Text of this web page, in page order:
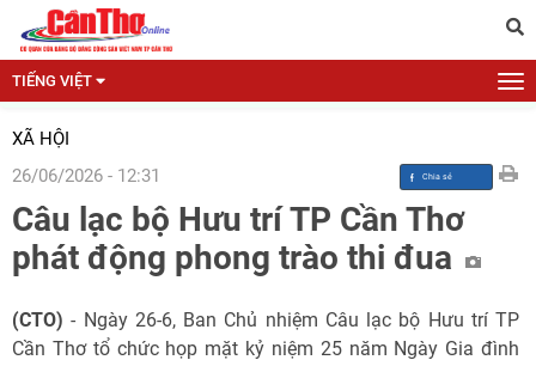
TIẾNG VIỆT
XÃ HỘI
26/06/2026 - 12:31
Câu lạc bộ Hưu trí TP Cần Thơ
phát động phong trào thi đua
(CTO)- Ngày 26-6, Ban Chủ nhiệm Câu lạc bộ Hưu trí TP
Cần Thơ tổ chức họp mặt kỷ niệm 25 năm Ngày Gia đình